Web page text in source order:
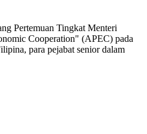
Pertemuan Tingkat Menteri
Cooperation" (APEC) pada
para pejabat senior dalam